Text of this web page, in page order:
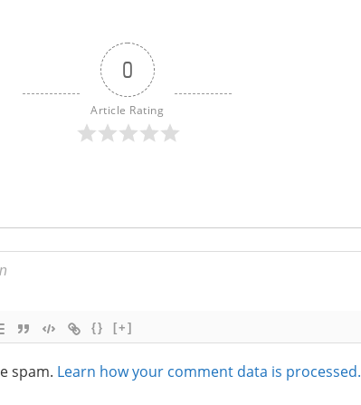
0
Article Rating
{} [+]
spam. Learn how your comment data is processed.